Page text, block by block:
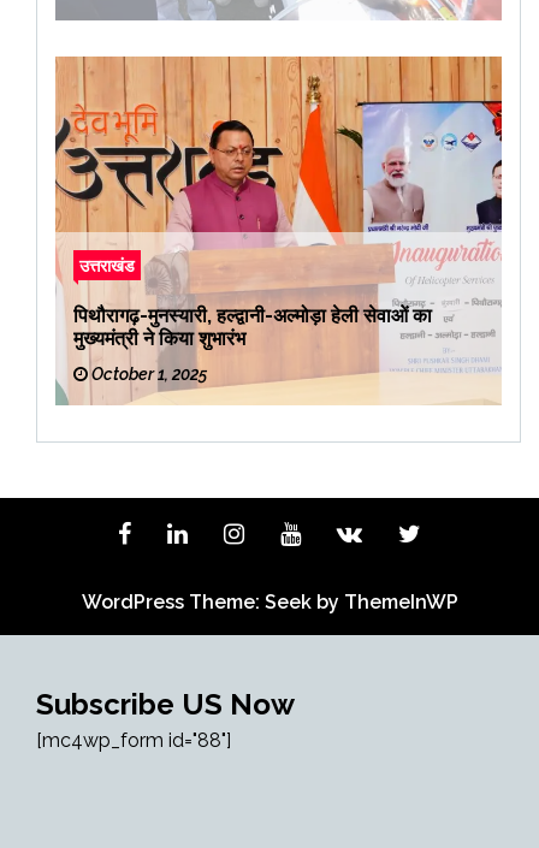
उत्तराखंड
पिथौरागढ़-मुनस्यारी, हल्द्वानी-अल्मोड़ा हेली सेवाओं का
मुख्यमंत्री ने किया शुभारंभ
October 1, 2025
WordPress Theme: Seek by ThemeInWP
Subscribe US Now
[mc4wp_form id="88"]